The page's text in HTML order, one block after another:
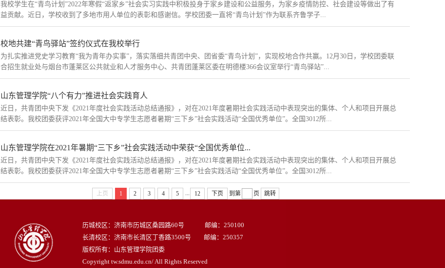
我校学生在“青鸟计划”2022年寒假“返家乡”社会实习实践中积极投身于家乡建设和公益服务，为家乡疫情防控、社会建设等做出了有
益贡献。近日，学校收到了多地市用人单位的表彰和感谢信。学校团委一直将“青鸟计划”作为联系齐鲁学子...
校地共建“青鸟驿站”签约仪式在我校举行
为扎实推进党史学习教育“我为青年办实事”，落实落细共青团中央、团省委“青鸟计划”，实现校地合作共赢。12月30日，学校团委联
合招生就业处与烟台市蓬莱区公共就业和人才服务中心、共青团蓬莱区委在明德楼366会议室举行“青鸟驿站”...
山东管理学院“八个有力”推进社会实践育人
近日，共青团中央下发《2021年度社会实践活动总结通报》，对在2021年度暑期社会实践活动中表现突出的集体、个人和项目开展总
结表彰。我校团委获评2021年全国大中专学生志愿者暑期“三下乡”社会实践活动“全国优秀单位”。全国3012所...
山东管理学院在2021年暑期“三下乡”社会实践活动中荣获“全国优秀单位...
近日，共青团中央下发《2021年度社会实践活动总结通报》，对在2021年度暑期社会实践活动中表现突出的集体、个人和项目开展总
结表彰。我校团委获评2021年全国大中专学生志愿者暑期“三下乡”社会实践活动“全国优秀单位”。全国3012所...
上页 1 2 3 4 5 12 下页 到第 页 跳转
历城校区：济南市历城区桑园路60号 邮编：250100
长清校区：济南市长清区丁香路3500号 邮编：250357
版权所有：山东管理学院团委
Copyright tw.sdmu.edu.cn/ All Rights Reserved